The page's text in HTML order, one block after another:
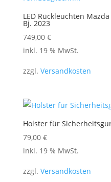
LED Rückleuchten
Bj. 2023
749,00 €
inkl. 19 % MwSt.
zzgl. Versandkosten
Holster für
79,00 €
inkl. 19 % MwSt.
zzgl. Versandkosten